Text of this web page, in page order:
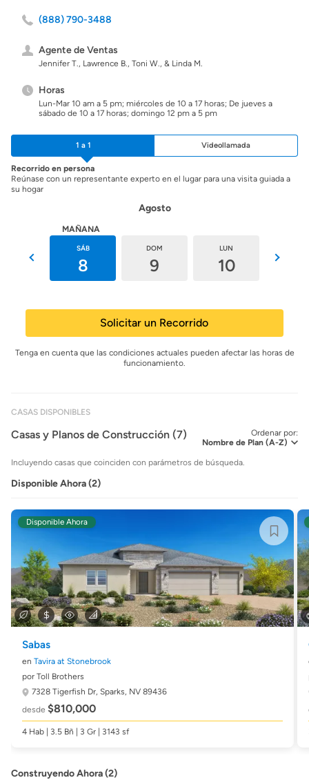
(888) 790-3488
Agente de Ventas
Jennifer T., Lawrence B., Toni W., & Linda M.
Horas
Lun-Mar 10 am a 5 pm; miércoles de 10 a 17 horas; De jueves a
sábado de 10 a 17 horas; domingo 12 pm a 5 pm
1 a 1 Videollamada
Recorrido en persona
Reúnase con un representante experto en el lugar para una visita guiada a
su hogar
Agosto
MAÑANA
SÁB
8
DOM
9
LUN
10
Solicitar un Recorrido
Tenga en cuenta que las condiciones actuales pueden afectar las horas de
funcionamiento.
CASAS DISPONIBLES
Ordenar por:
Casas y Planos de Construcción (7)
Incluyendo casas que coinciden con parámetros de búsqueda.
Disponible Ahora (2)
Disponible Ahora
Sabas
en Tavira at Stonebrook
por Toll Brothers
7328 Tigerfish Dr, Sparks, NV 89436
desde $810,000
4 Hab | 3.5 Bñ | 3 Gr | 3143 sf
Construyendo Ahora (2)